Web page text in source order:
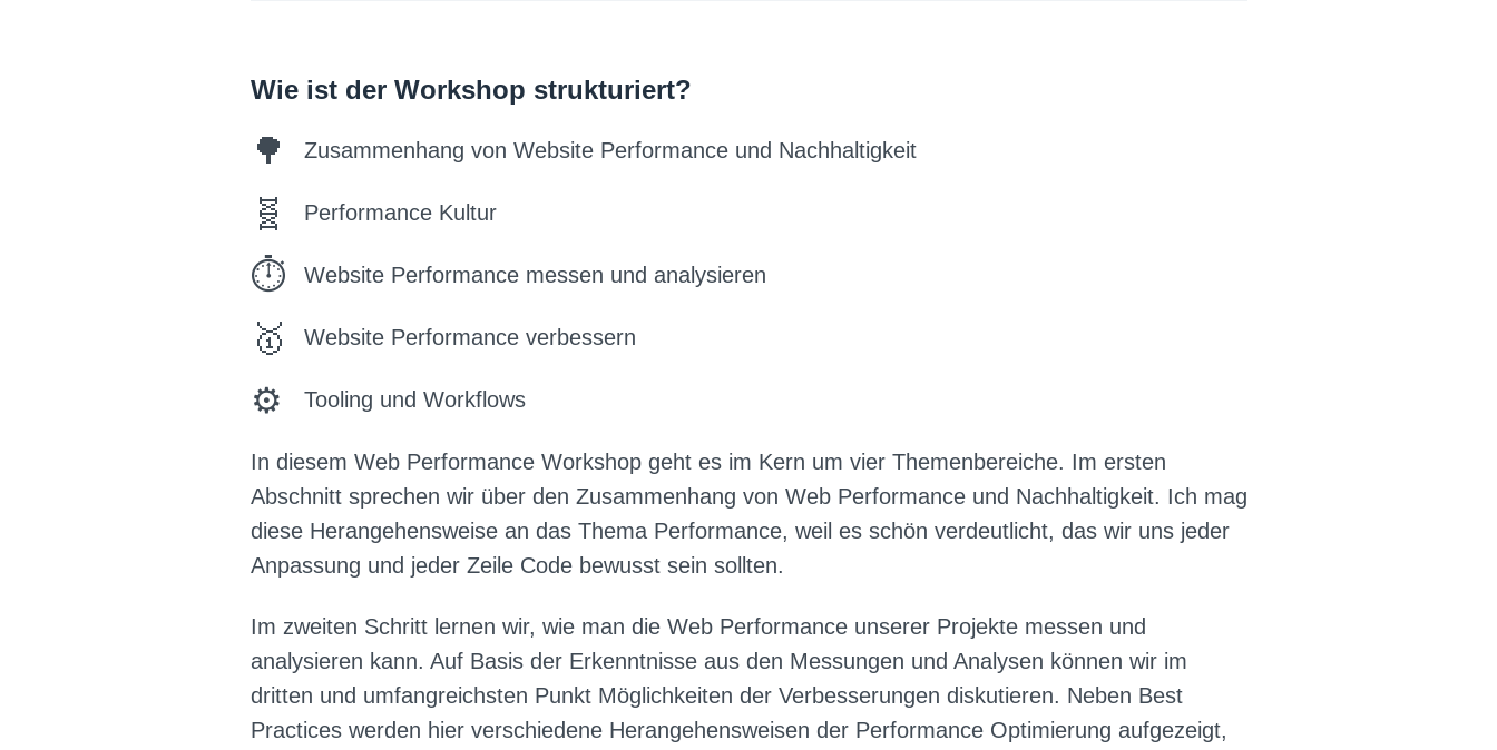
Wie ist der Workshop strukturiert?
Zusammenhang von Website Performance und Nachhaltigkeit
Performance Kultur
Website Performance messen und analysieren
Website Performance verbessern
Tooling und Workflows
In diesem Web Performance Workshop geht es im Kern um vier Themenbereiche. Im ersten
Abschnitt sprechen wir über den Zusammenhang von Web Performance und Nachhaltigkeit. Ich mag
diese Herangehensweise an das Thema Performance, weil es schön verdeutlicht, das wir uns jeder
Anpassung und jeder Zeile Code bewusst sein sollten.
Im zweiten Schritt lernen wir, wie man die Web Performance unserer Projekte messen und
analysieren kann. Auf Basis der Erkenntnisse aus den Messungen und Analysen können wir im
dritten und umfangreichsten Punkt Möglichkeiten der Verbesserungen diskutieren. Neben Best
Practices werden hier verschiedene Herangehensweisen der Performance Optimierung aufgezeigt,